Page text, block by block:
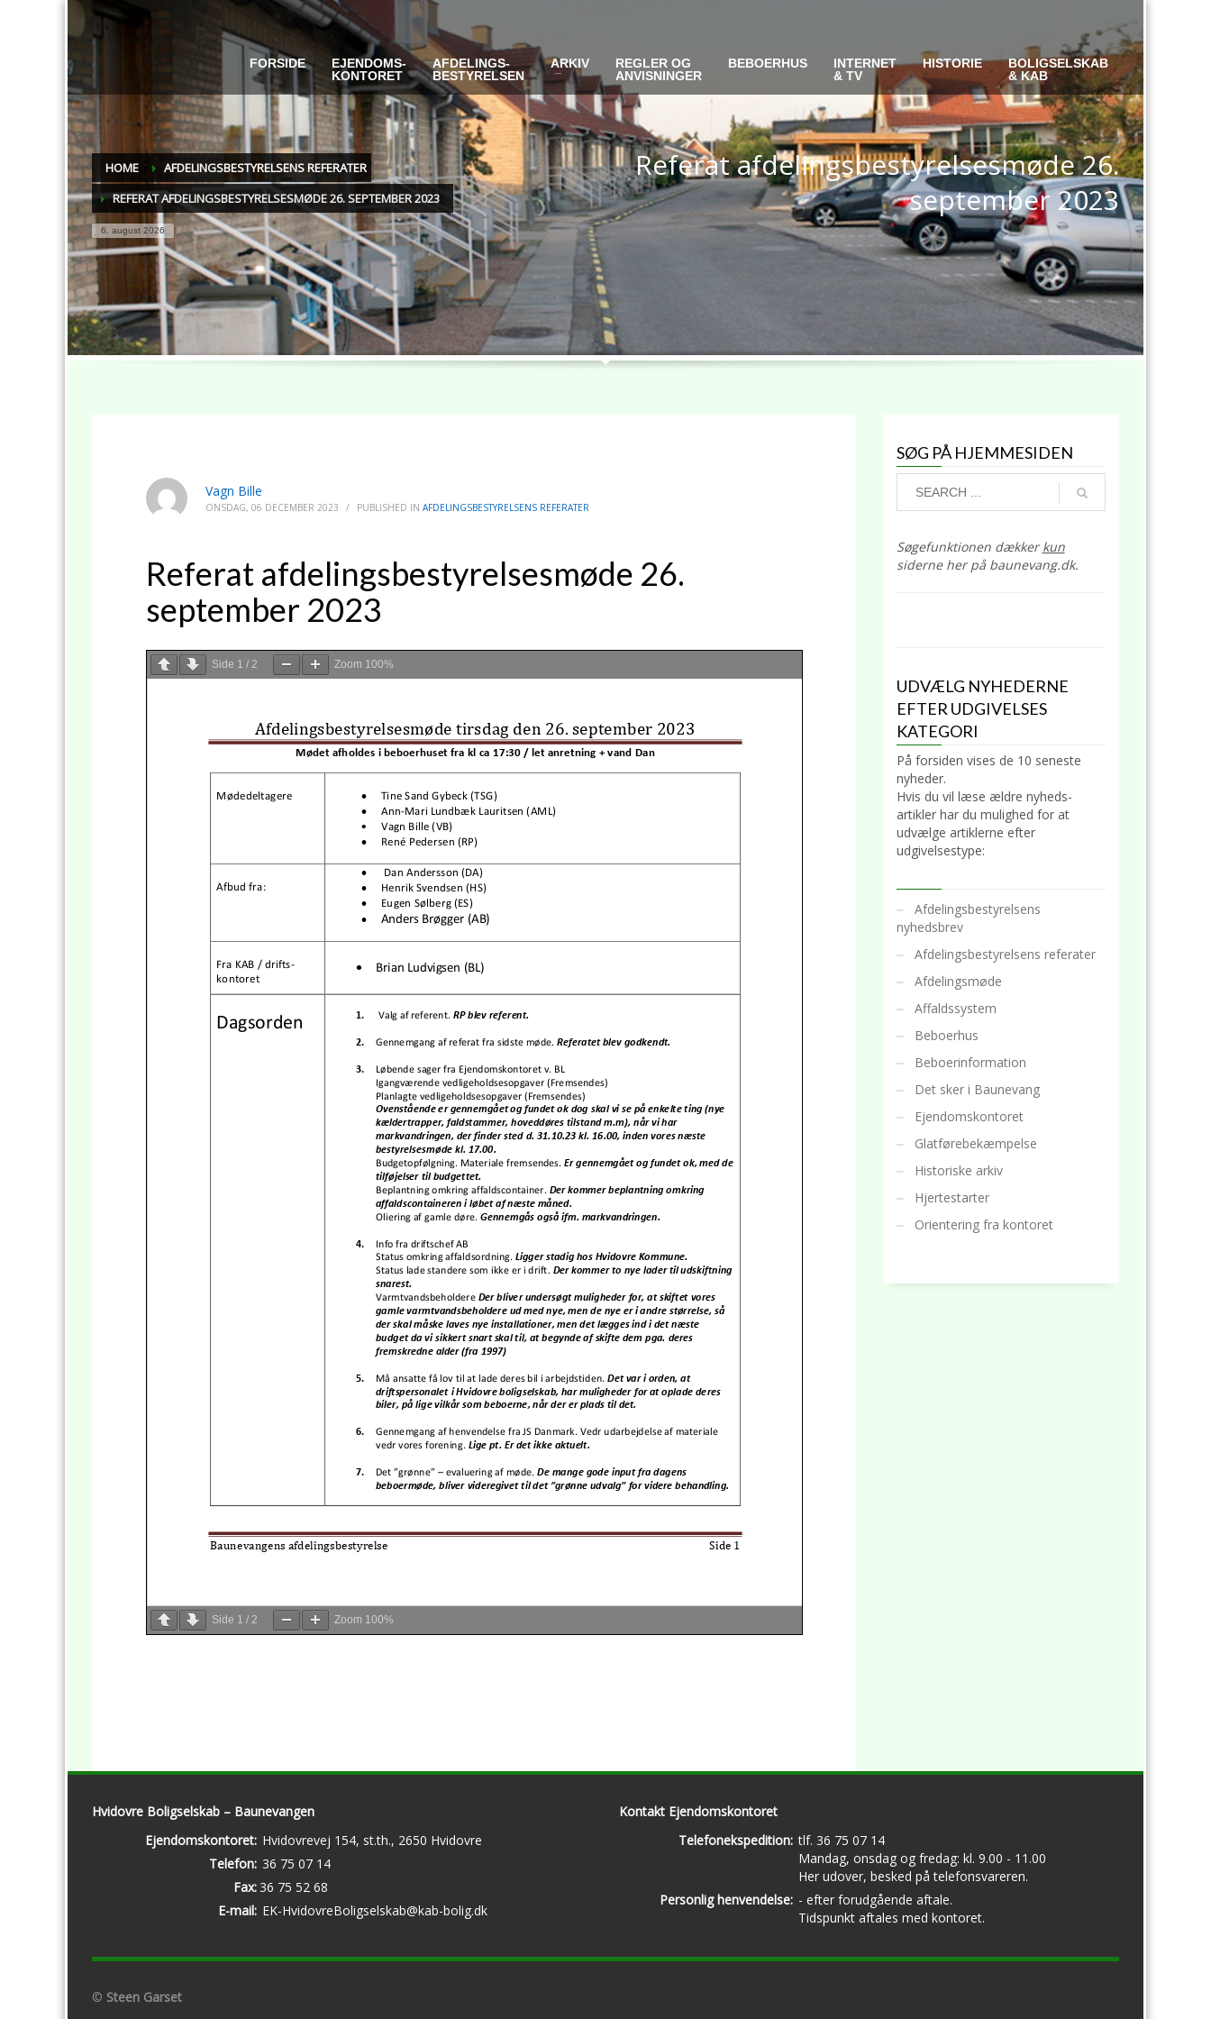
FORSIDE
EJENDOMS-
KONTORET
AFDELINGS-
BESTYRELSEN
ARKIV
REGLER OG
ANVISNINGER
BEBOERHUS
INTERNET
& TV
HISTORIE
BOLIGSELSKAB
& KAB
HOME
AFDELINGSBESTYRELSENS REFERATER
REFERAT AFDELINGSBESTYRELSESMØDE 26. SEPTEMBER 2023
6. august 2026
Referat afdelingsbestyrelsesmøde 26.
september 2023
Vagn Bille
ONSDAG, 06 DECEMBER 2023 / PUBLISHED IN AFDELINGSBESTYRELSENS REFERATER
Referat afdelingsbestyrelsesmøde 26.
september 2023
Side 1 / 2 Zoom 100%
Side 1 / 2 Zoom 100%
SØG PÅ HJEMMESIDEN
Søgefunktionen dækkerkun
siderne her på baunevang.dk.
UDVÆLG NYHEDERNE
EFTER UDGIVELSES
KATEGORI
På forsiden vises de 10 seneste
nyheder.
Hvis du vil læse ældre nyheds-
artikler har du mulighed for at
udvælge artiklerne efter
udgivelsestype:
Afdelingsbestyrelsens
nyhedsbrev
Afdelingsbestyrelsens referater
Afdelingsmøde
Affaldssystem
Beboerhus
Beboerinformation
Det sker i Baunevang
Ejendomskontoret
Glatførebekæmpelse
Historiske arkiv
Hjertestarter
Orientering fra kontoret
Hvidovre Boligselskab – Baunevangen
Ejendomskontoret: Hvidovrevej 154, st.th., 2650 Hvidovre
Telefon: 36 75 07 14
Fax: 36 75 52 68
E-mail: EK-HvidovreBoligselskab@kab-bolig.dk
Kontakt Ejendomskontoret
Telefonekspedition: tlf. 36 75 07 14
Mandag, onsdag og fredag: kl. 9.00 - 11.00
Her udover, besked på telefonsvareren.
Personlig henvendelse: - efter forudgående aftale.
Tidspunkt aftales med kontoret.
© Steen Garset